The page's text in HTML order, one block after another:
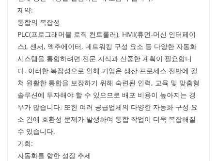
제약:
통합의 복잡성
PLC(프로그래머블 로직 컨트롤러), HMI(휴먼-머신 인터페이
스), 센서, 액추에이터, 네트워킹 구성 요소 등 다양한 자동화
시스템을 통합하려면 전문 지식과 신중한 계획이 필요합니
다. 이러한 복잡성으로 인해 기업은 생산 프로세스 전반에 걸
쳐 원활한 통합을 보장하기 위해 숙련된 인력, 교육 및 맞춤형
솔루션에 투자해야 할 수 있으므로 배포 비용이 높아지는 경
우가 많습니다. 또한 여러 공급업체의 다양한 자동화 구성 요
소 간에 호환성 문제가 발생하여 통합 작업이 더욱 복잡해질
수 있습니다.
기회:
자동화를 향한 성장 추세